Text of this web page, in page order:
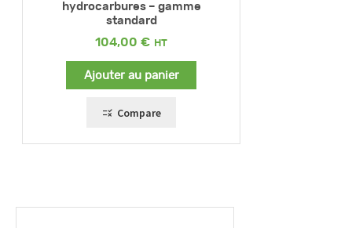
hydrocarbures – gamme
standard
104,00 €
Ajouter au panier
Compare